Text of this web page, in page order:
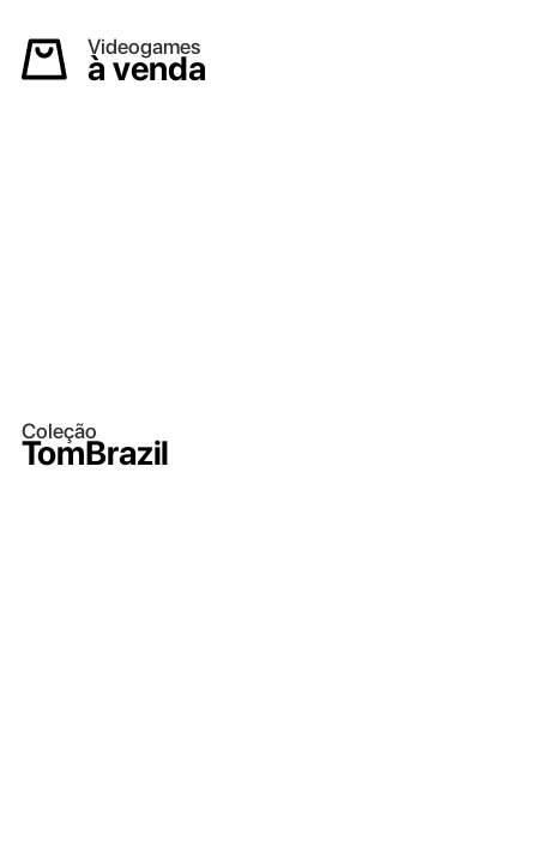
Videogames
à venda
Coleção
TomBrazil